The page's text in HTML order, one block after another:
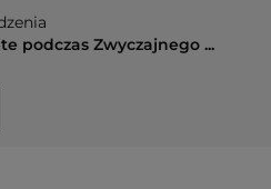
podczas Zwyczajnego ...